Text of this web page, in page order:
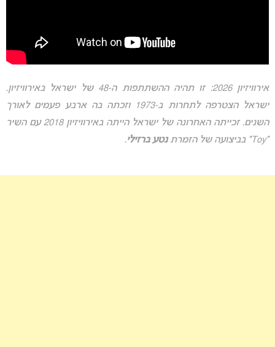
אירוויזיון 2026: זו תהיה ההשתתפות ה-48 של ישראל באירוויזיון.
ישראל הצטרפה לתחרות ב-1973 וזכתה בה ארבע פעמים לאורך
השנים. זכייתה האחרונה של ישראל הייתה באירוויזיון 2018 עם השיר
“Toy” בביצועה של הזמרת
נטע ברזילי.